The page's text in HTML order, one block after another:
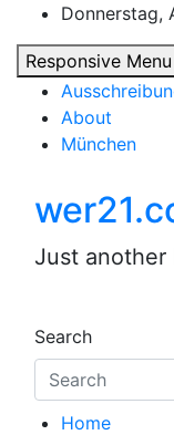
content
Donnerstag,
Responsive Menu
About
München
Just another
Search
Home